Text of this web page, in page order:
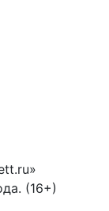
(16+)